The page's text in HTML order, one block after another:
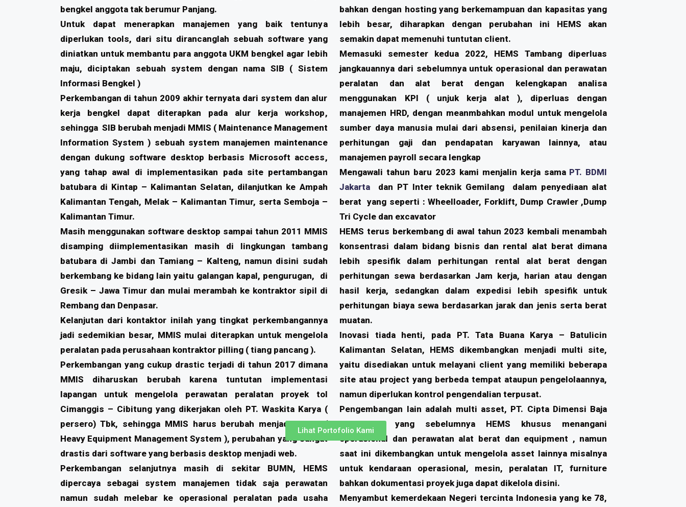
bengkel anggota tak berumur Panjang.
Untuk dapat menerapkan manajemen yang baik tentunya
diperlukan tools, dari situ dirancanglah sebuah software yang
diniatkan untuk membantu para anggota UKM bengkel agar lebih
maju, diciptakan sebuah system dengan nama SIB ( Sistem
Informasi Bengkel )
Perkembangan di tahun 2009 akhir ternyata dari system dan alur
kerja bengkel dapat diterapkan pada alur kerja workshop,
sehingga SIB berubah menjadi MMIS ( Maintenance Management
Information System ) sebuah system manajemen maintenance
dengan dukung software desktop berbasis Microsoft access,
yang tahap awal di implementasikan pada site pertambangan
batubara di Kintap – Kalimantan Selatan, dilanjutkan ke Ampah
Kalimantan Tengah, Melak – Kalimantan Timur, serta Semboja –
Kalimantan Timur.
Masih menggunakan software desktop sampai tahun 2011 MMIS
disamping diimplementasikan masih di lingkungan tambang
batubara di Jambi dan Tamiang – Kalteng, namun disini sudah
berkembang ke bidang lain yaitu galangan kapal, pengurugan, di
Gresik – Jawa Timur dan mulai merambah ke kontraktor sipil di
Rembang dan Denpasar.
Kelanjutan dari kontaktor inilah yang tingkat perkembangannya
jadi sedemikian besar, MMIS mulai diterapkan untuk mengelola
peralatan pada perusahaan kontraktor pilling ( tiang pancang ).
Perkembangan yang cukup drastic terjadi di tahun 2017 dimana
MMIS diharuskan berubah karena tuntutan implementasi
lapangan untuk mengelola perawatan peralatan proyek tol
Cimanggis – Cibitung yang dikerjakan oleh PT. Waskita Karya (
persero) Tbk, sehingga MMIS harus berubah menjadi HEMS (
Heavy Equipment Management System ), perubahan yang sangat
drastis dari software yang berbasis desktop menjadi web.
Perkembangan selanjutnya masih di sekitar BUMN, HEMS
dipercaya sebagai system manajemen tidak saja perawatan
namun sudah melebar ke operasional peralatan pada usaha
bahkan dengan hosting yang berkemampuan dan kapasitas yang
lebih besar, diharapkan dengan perubahan ini HEMS akan
semakin dapat memenuhi tuntutan client.
Memasuki semester kedua 2022, HEMS Tambang diperluas
jangkauannya dari sebelumnya untuk operasional dan perawatan
peralatan dan alat berat dengan kelengkapan analisa
menggunakan KPI ( unjuk kerja alat ), diperluas dengan
manajemen HRD, dengan meanmbahkan modul untuk mengelola
sumber daya manusia mulai dari absensi, penilaian kinerja dan
perhitungan gaji dan pendapatan karyawan lainnya, atau
manajemen payroll secara lengkap
Mengawali tahun baru 2023 kami menjalin kerja sama PT. BDMI
Jakarta dan PT Inter teknik Gemilang dalam penyediaan alat
berat yang seperti : Wheelloader, Forklift, Dump Crawler ,Dump
Tri Cycle dan excavator
HEMS terus berkembang di awal tahun 2023 kembali menambah
konsentrasi dalam bidang bisnis dan rental alat berat dimana
lebih spesifik dalam perhitungan rental alat berat dengan
perhitungan sewa berdasarkan Jam kerja, harian atau dengan
hasil kerja, sedangkan dalam expedisi lebih spesifik untuk
perhitungan biaya sewa berdasarkan jarak dan jenis serta berat
muatan.
Inovasi tiada henti, pada PT. Tata Buana Karya – Batulicin
Kalimantan Selatan, HEMS dikembangkan menjadi multi site,
yaitu disediakan untuk melayani client yang memiliki beberapa
site atau project yang berbeda tempat ataupun pengelolaannya,
namun diperlukan kontrol pengendalian terpusat.
Pengembangan lain adalah multi asset, PT. Cipta Dimensi Baja
Nusantara, yang sebelumnya HEMS khusus menangani
operasional dan perawatan alat berat dan equipment , namun
saat ini dikembangkan untuk mengelola asset lainnya misalnya
untuk kendaraan operasional, mesin, peralatan IT, furniture
bahkan dokumentasi proyek juga dapat dikelola disini.
Menyambut kemerdekaan Negeri tercinta Indonesia yang ke 78,
Lihat Portofolio Kami